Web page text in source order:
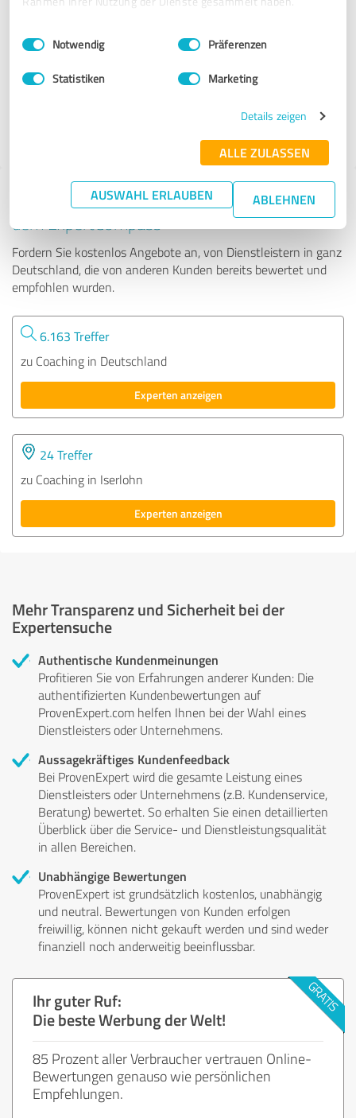
Impressum Datenschutzbestimmungen
Einwilligungsauswahl
Notwendig Präferenzen
Statistiken Marketing
Details zeigen
ALLE ZULASSEN
AUSWAHL ERLAUBEN ABLEHNEN
Talentvision Coaching & Training
Tipp: Die passenden Experten finden - mit
dem ExpertCompass
Fordern Sie kostenlos Angebote an, von Dienstleistern in ganz
Deutschland, die von anderen Kunden bereits bewertet und
empfohlen wurden.
6.163 Treffer
zu Coaching in Deutschland
Experten anzeigen
24 Treffer
zu Coaching in Iserlohn
Experten anzeigen
Mehr Transparenz und Sicherheit bei der
Expertensuche
Authentische Kundenmeinungen
Profitieren Sie von Erfahrungen anderer Kunden: Die
authentifizierten Kundenbewertungen auf
ProvenExpert.com helfen Ihnen bei der Wahl eines
Dienstleisters oder Unternehmens.
Aussagekräftiges Kundenfeedback
Bei ProvenExpert wird die gesamte Leistung eines
Dienstleisters oder Unternehmens (z.B. Kundenservice,
Beratung) bewertet. So erhalten Sie einen detaillierten
Überblick über die Service- und Dienstleistungsqualität
in allen Bereichen.
Unabhängige Bewertungen
ProvenExpert ist grundsätzlich kostenlos, unabhängig
und neutral. Bewertungen von Kunden erfolgen
freiwillig, können nicht gekauft werden und sind weder
finanziell noch anderweitig beeinflussbar.
Ihr guter Ruf:
Die beste Werbung der Welt!
85 Prozent aller Verbraucher vertrauen Online-
Bewertungen genauso wie persönlichen
Empfehlungen.